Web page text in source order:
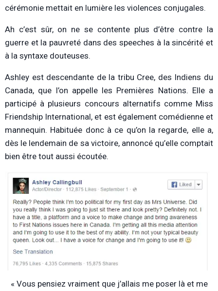
cérémonie mettait en lumière les violences conjugales.
Ah c’est sûr, on ne se contente plus d’être contre la
guerre et la pauvreté dans des speeches à la sincérité et
à la syntaxe douteuses.
Ashley est descendante de la tribu Cree, des Indiens du
Canada, que l’on appelle les Premières Nations. Elle a
participé à plusieurs concours alternatifs comme Miss
Friendship International, et est également comédienne et
mannequin. Habituée donc à ce qu’on la regarde, elle a,
dès le lendemain de sa victoire, annoncé qu’elle comptait
bien être tout aussi écoutée.
« Vous pensiez vraiment que j’allais me poser là et me